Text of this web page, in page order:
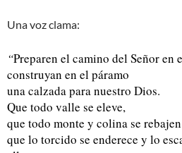
Una voz clama:
“Preparen el camino del Señor en
construyan en el páramo
una calzada para nuestro Dios.
Que todo valle se eleve,
que todo monte y colina se
que lo torcido se enderece y lo